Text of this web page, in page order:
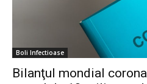
Boli Infectioase
Bilanţul mondial